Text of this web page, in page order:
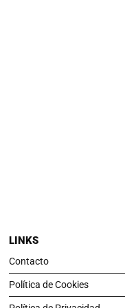
LINKS
Contacto
Política de Cookies